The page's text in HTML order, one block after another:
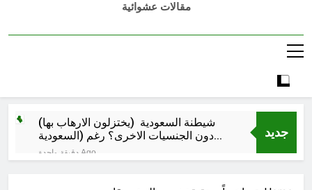
مقالات عشوائية
جديد
شيطنة السعودية (يختزلون الارهاب بها)
دون الجنسيات الاخرى؟ رغم (السعودية
تسمح ببناء الحسينيات) بينما (الاردن ومصر
تمنعها)؟ واخطر زعماء الارهاب بالعراق
دقيقة واحدة Ago